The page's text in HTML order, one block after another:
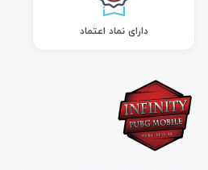
دارای نماد اعتماد